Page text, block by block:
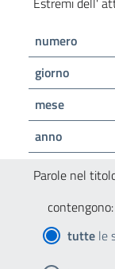
numero
giorno
mese
anno
Parole nel
contengono:
tutte le